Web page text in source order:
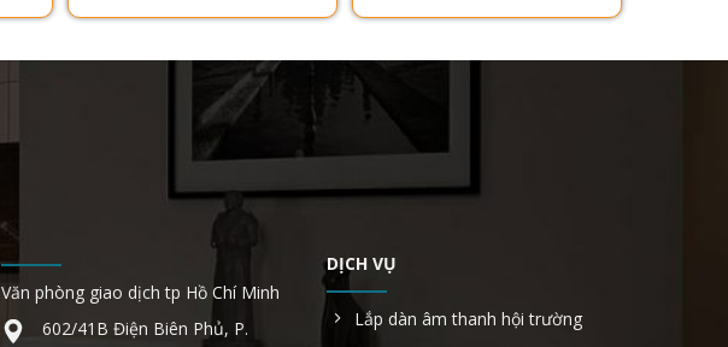
Văn phòng giao dịch tp Hồ Chí Minh
602/41B Điện Biên Phủ, P.
DỊCH VỤ
Lắp dàn âm thanh hội trường